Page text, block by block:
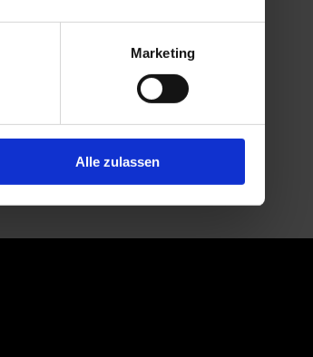
Marketing
Alle zulassen